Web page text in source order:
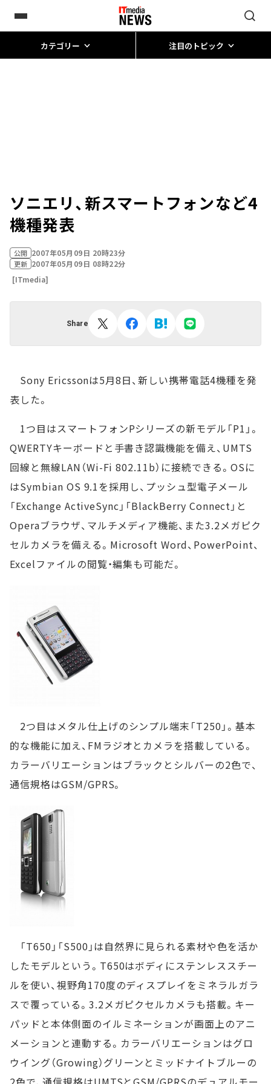
カテゴリー 注目のトピック
ソニエリ、新スマートフォンなど4
機種発表
公開 2007年05月09日 20時23分
更新 2007年05月09日 08時22分
[ITmedia]
Share
Sony Ericssonは5月8日、新しい携帯電話4機種を発
表した。
1つ目はスマートフォンPシリーズの新モデル「P1」。
QWERTYキーボードと手書き認識機能を備え、UMTS
回線と無線LAN（Wi-Fi 802.11b）に接続できる。OSに
はSymbian OS 9.1を採用し、プッシュ型電子メール
「Exchange ActiveSync」「BlackBerry Connect」と
Operaブラウザ、マルチメディア機能、また3.2メガピク
セルカメラを備える。Microsoft Word、PowerPoint、
Excelファイルの閲覧・編集も可能だ。
2つ目はメタル仕上げのシンプル端末「T250」。基本
的な機能に加え、FMラジオとカメラを搭載している。
カラーバリエーションはブラックとシルバーの2色で、
通信規格はGSM/GPRS。
「T650」「S500」は自然界に見られる素材や色を活か
したモデルという。T650はボディにステンレススチー
ルを使い、視野角170度のディスプレイをミネラルガラ
スで覆っている。3.2メガピクセルカメラも搭載。キー
パッドと本体側面のイルミネーションが画面上のアニ
メーションと連動する。カラーバリエーションはグロ
ウイング（Growing）グリーンとミッドナイトブルーの